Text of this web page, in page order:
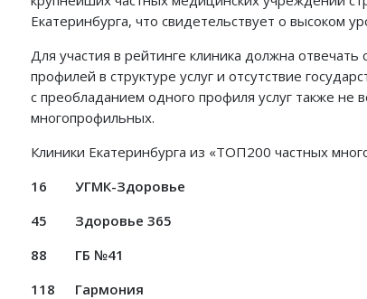
Екатеринбурга, что свидетельствует о высоком
Для участия в рейтинге клиника должна
профилей в структуре услуг и отсутствие
с преобладанием одного профиля услуг также не
многопрофильных.
Клиники Екатеринбурга из «ТОП200 частных
16
УГМК-Здоровье
45
Здоровье 365
88
ГБ №41
118
Гармония